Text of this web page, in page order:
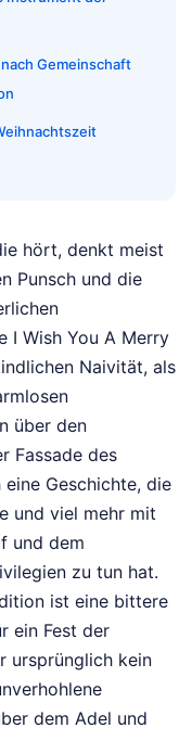
Gemeinschaft
hört, denkt meist
Punsch und die
I Wish You A Merry
Naivität, als
über den
Fassade des
Geschichte, die
und viel mehr mit
und dem
zu tun hat.
ist eine bittere
ein Fest der
ursprünglich kein
dem Adel und